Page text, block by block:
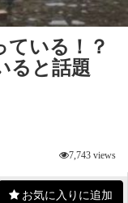
ている！？
ると話題
7,743 views
お気に入りに追加